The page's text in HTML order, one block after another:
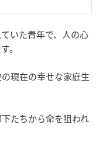
いた青年で、人の心
。
現在の幸せな家庭生
たちから命を狙われ